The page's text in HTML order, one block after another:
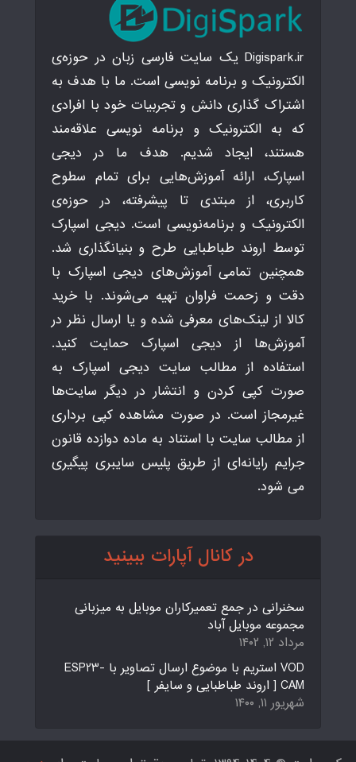
Digispark.ir یک سایت فارسی زبان در حوزه‌ی
الکترونیک و برنامه نویسی است. ما با هدف به
اشتراک گذاری دانش و تجربیات خود با افرادی
که به الکترونیک و برنامه نویسی علاقه‌مند
هستند، ایجاد شدیم. هدف ما در دیجی
اسپارک، ارائه آموزش‌هایی برای تمام سطوح
کاربری، از مبتدی تا پیشرفته، در حوزه‌ی
الکترونیک و برنامه‌نویسی است. دیجی اسپارک
توسط اروند طباطبایی طرح و بنیانگذاری شد.
همچنین تمامی آموزش‌های دیجی اسپارک با
دقت و زحمت فراوان تهیه می‌شوند. با خرید
کالا از لینک‌های معرفی شده و یا ارسال نظر در
آموزش‌ها از دیجی اسپارک حمایت کنید.
استفاده از مطالب سایت دیجی اسپارک به
صورت کپی کردن و انتشار در دیگر سایت‌ها
غیرمجاز است. در صورت مشاهده کپی برداری
از مطالب سایت با استناد به ماده دوازده قانون
جرایم رایانه‌ای از طریق پلیس سایبری پیگیری
می شود.
در کانال آپارات ببینید
سخنرانی در جمع تعمیرکاران موبایل به میزبانی
مجموعه موبایل آباد
مرداد ۱۲, ۱۴۰۲
VOD استریم با موضوع ارسال تصاویر با ESP23-
CAM [ اروند طباطبایی و سایفر ]
شهریور ۱۱, ۱۴۰۰